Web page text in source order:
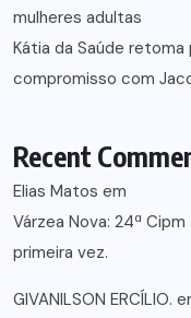
mulheres adultas
Kátia da Saúde
compromisso com
Recent
Elias Matos em
Várzea Nova: 24ª
primeira vez.
GIVANILSON ERCÍLIO.